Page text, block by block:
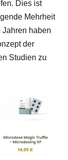
Dies ist
Mehrheit
Jahren haben
der
Studien zu